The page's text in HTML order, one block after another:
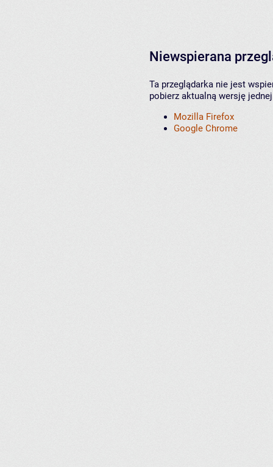
Niewspierana
Ta przeglądarka nie jest
pobierz aktualną wersję
Mozilla Firefox
Google Chrome